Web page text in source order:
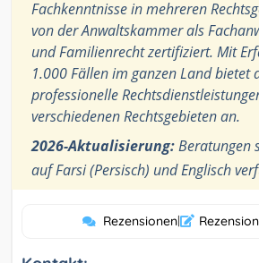
Fachkenntnisse in mehreren
von der Anwaltskammer als
und Familienrecht zertifiziert. Mit
1.000 Fällen im ganzen Land bietet
professionelle
verschiedenen Rechtsgebieten an.
2026-Aktualisierung:Beratungen
auf Farsi (Persisch) und Englisch
Rezensionen|